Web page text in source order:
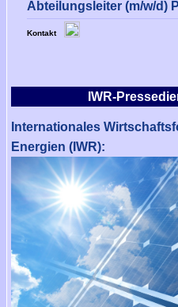
Abteilungsleiter (m/w/d)
Kontakt
IWR-
Internationales
Energien (IWR):